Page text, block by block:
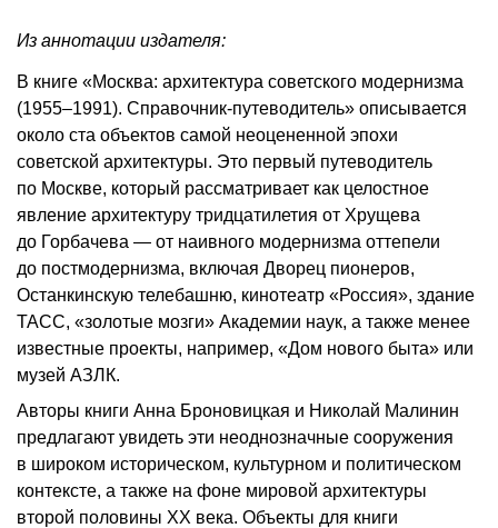
Из аннотации издателя:
В книге «Москва: архитектура советского модернизма
(1955–1991). Справочник-путеводитель» описывается
около ста объектов самой неоцененной эпохи
советской архитектуры. Это первый путеводитель
по Москве, который рассматривает как целостное
явление архитектуру тридцатилетия от Хрущева
до Горбачева — от наивного модернизма оттепели
до постмодернизма, включая Дворец пионеров,
Останкинскую телебашню, кинотеатр «Россия», здание
ТАСС, «золотые мозги» Академии наук, а также менее
известные проекты, например, «Дом нового быта» или
музей АЗЛК.
Авторы книги Анна Броновицкая и Николай Малинин
предлагают увидеть эти неоднозначные сооружения
в широком историческом, культурном и политическом
контексте, а также на фоне мировой архитектуры
второй половины ХХ века. Объекты для книги